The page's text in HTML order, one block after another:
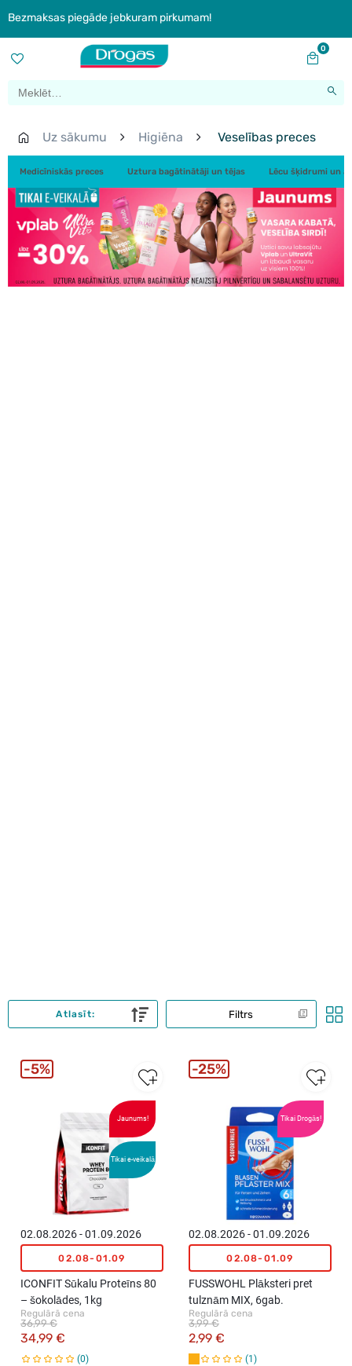
Bezmaksas piegāde jebkuram pirkumam!
0
Uz sākumu Higiēna Veselības preces
Medicīniskās preces Uztura bagātinātāji un tējas Lēcu šķidrumi un
Filtrs
Atlasīt:
Jaunums!
Tikai e-veikalā
02.08.2026 - 01.09.2026
02.08-01.09
ICONFIT Sūkalu Proteīns 80
– šokolādes, 1kg
Regulārā cena
34,99 €
36,99 €
0
5%
Tikai Drogās!
02.08.2026 - 01.09.2026
02.08-01.09
FUSSWOHL Plāksteri pret
tulznām MIX, 6gab.
Regulārā cena
2,99 €
3,99 €
1
25%